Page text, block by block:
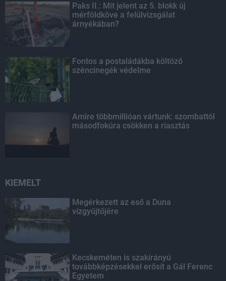
Paks II.: Mit jelent az 5. blokk új
mérföldköve a felülvizsgálat
árnyékában?
Fontos a postaládákba költöző
széncinegék védelme
Amire többmillióan vártunk: szombattól
másodfokúra csökken a riasztás
KIEMELT
Megérkezett az eső a Duna
vízgyűjtőjére
Kecskeméten is szakirányú
továbbképzésekkel erősít a Gál Ferenc
Egyetem